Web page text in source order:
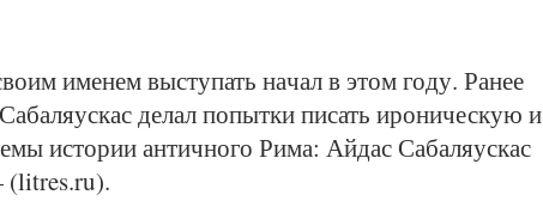
име­нем вы­сту­пать на­чал в этом го­ду. Ра­нее
де­лал по­пыт­ки пи­сать иро­ни­чес­кую и
ис­то­рии ан­тич­но­го Ри­ма: Ай­дас Са­ба­ля­ус­кас